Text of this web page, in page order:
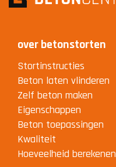
over betonstorten
Stortinstructies
Beton laten vlinderen
Zelf beton maken
Eigenschappen
Beton toepassingen
Kwaliteit
Hoeveelheid berekenen